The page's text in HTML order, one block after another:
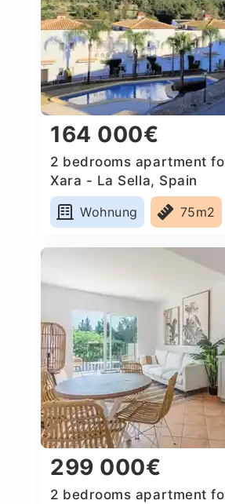
164 000€
2 bedrooms apartment
Xara - La Sella, Spain
Wohnung
75m2
299 000€
2 bedrooms apartment